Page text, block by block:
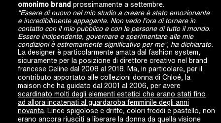
omonimo brand prossimamente a settembre.
“Essere di nuovo nel mio studio a creare è stato emozionante
e incredibilmente appagante. Non vedo l’ora di tornare in
contatto con il mio pubblico e con le persone di tutto il mondo.
Essere indipendente, governare e sperimentare alle mie
condizioni è estremamente significativo per me”, ha dichiarato.
La designer è particolarmente amata dal fashion system,
sicuramente per la posizione di direttore creativo nel brand
francese Celine dal 2008 al 2018. Ma, in particolare, per il
contributo apportato alle collezioni donna di Chloé, la
maison che ha guidato dal 2001 al 2006, per avere
scardinato molti degli elementi estetici che erano stati fino
ad allora incatenati al guardaroba femminile degli anni
novanta . Linee spigolose e dritte, colori freddi e pastello, non
erano ancora riusciti a liberare la donna da quella visione